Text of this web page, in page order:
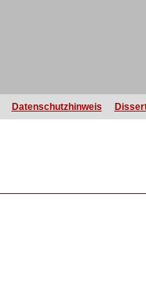
Datenschutzhinweis